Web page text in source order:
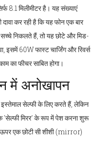
8.1 मिलीमीटर है। यह संख्याएं
कर रही है कि यह फोन एक बार
निकलते हैं, तो यह छोटे और मिड-
इसमें 60W फास्ट चार्जिंग और रिवर्स
का फीचर साबित होगा।
में अनोखापन
सेल्फी के लिए करते हैं, लेकिन
'सेल्फी मिरर' के रूप में पेश करना शुरू
एक छोटी सी शीशी (mirror)